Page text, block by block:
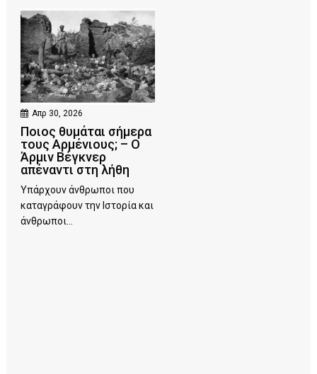
Απρ 30, 2026
Ποιος θυμάται σήμερα
τους Αρμένιους; – Ο
Άρμιν Βέγκνερ
απέναντι στη λήθη
Υπάρχουν άνθρωποι που
καταγράφουν την Ιστορία και
άνθρωποι...